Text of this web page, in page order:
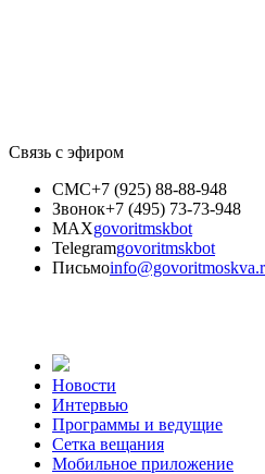
Связь с эфиром
СМС+7 (925) 88-88-948
Звонок+7 (495) 73-73-948
MAXgovoritmskbot
Telegramgovoritmskbot
Письмо
Новости
Интервью
Программы и ведущие
Сетка вещания
Мобильное приложение